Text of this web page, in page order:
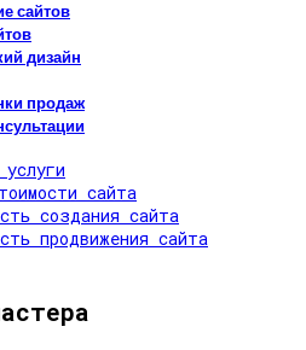
сайтов
дизайн
продаж
сайта
создания сайта
продвижения сайта